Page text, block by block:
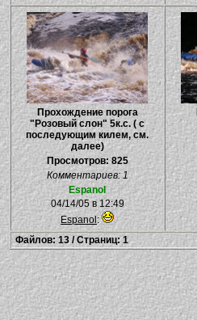
Прохождение порога
"Розовый слон" 5к.с. ( с
последующим килем, см.
далее)
Просмотров: 825
Комментариев: 1
Espanol
04/14/05 в 12:49
Espanol:
Файлов: 13 / Страниц: 1